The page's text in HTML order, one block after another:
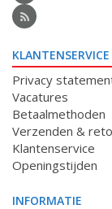
KLANTENSERVICE
Privacy
Vacatures
Betaalmethoden
Verzenden &
Klantenservice
Openingstijden
INFORMATIE